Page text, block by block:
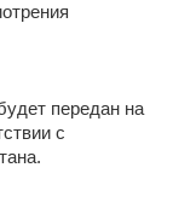
передан на
с